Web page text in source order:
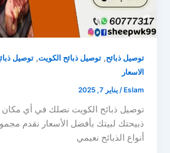
توصيل ذبائح,توصيل ذبائح الكويت,توصيل
الاسعار
Eslam
/يناير 7, 2025
توصيل ذبائح الكويت نصلك في أي مكان
ذبيحتك لبيتك بأفضل الأسعار نقدم
أنواع الذبائح نعيمي